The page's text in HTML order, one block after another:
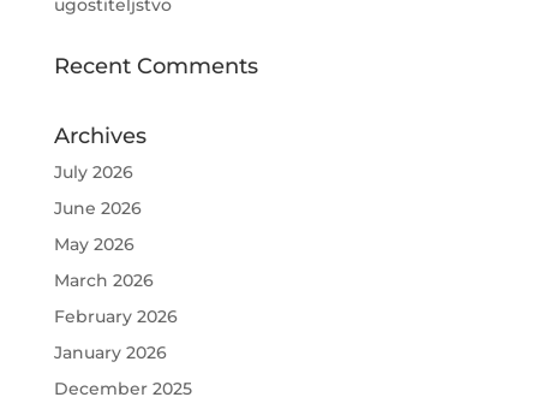
ugostiteljstvo
Recent Comments
Archives
July 2026
June 2026
May 2026
March 2026
February 2026
January 2026
December 2025